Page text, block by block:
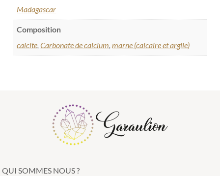
Madagascar
Composition
calcite ,Carbonate de calcium ,marne (calcaire et argile)
QUI SOMMES NOUS ?